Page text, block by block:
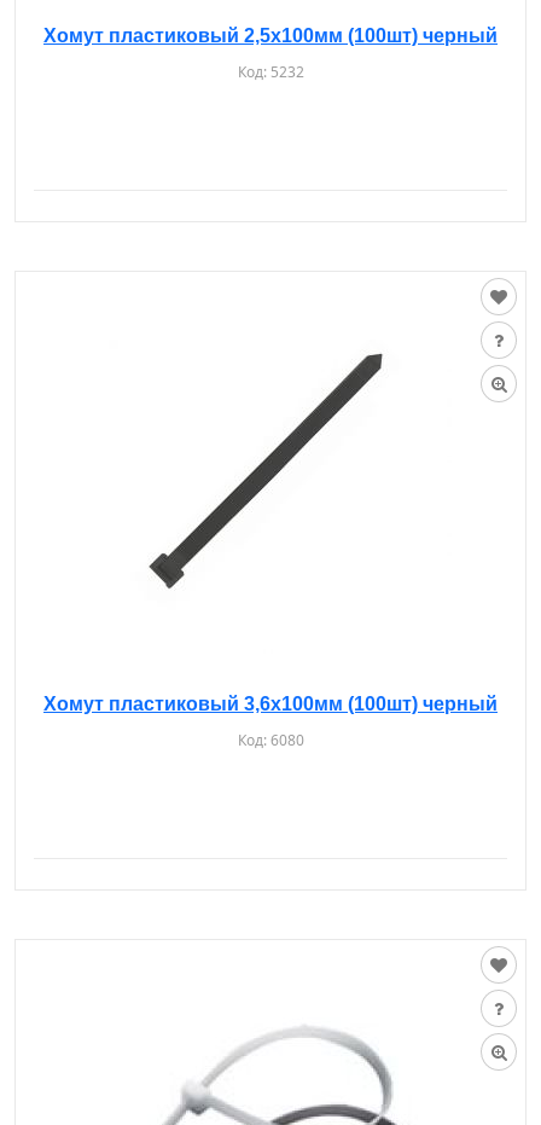
Хомут пластиковый 2,5х100мм (100шт) черный
Код: 5232
Хомут пластиковый 3,6х100мм (100шт) черный
Код:6080